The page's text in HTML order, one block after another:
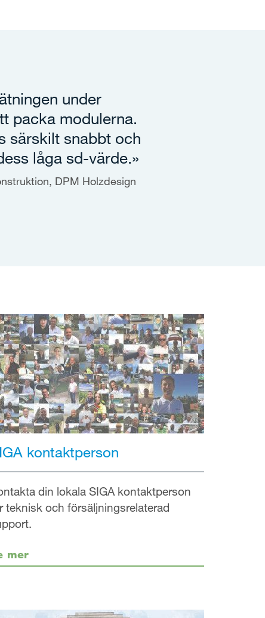
under
packa modulerna.
särskilt snabbt och
låga sd-värde.»
DPM Holzdesign
kontaktperson
din lokala SIGA kontaktperson
teknisk och försäljningsrelaterad
mer